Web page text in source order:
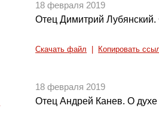
18 февраля 2019
Отец Димитрий Лубянский.
Скачать файл Копировать
18 февраля 2019
Отец Андрей Канев. О